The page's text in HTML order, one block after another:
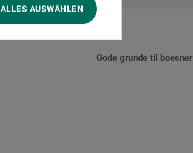
ALLES AUSWÄHLEN
Gode grunde til boesner